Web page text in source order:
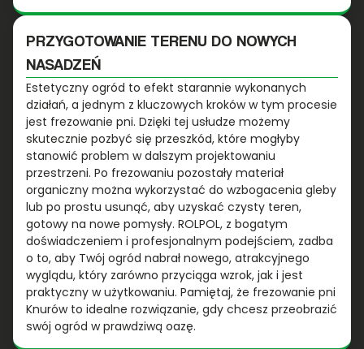
PRZYGOTOWANIE TERENU DO NOWYCH
NASADZEŃ
Estetyczny ogród to efekt starannie wykonanych
działań, a jednym z kluczowych kroków w tym procesie
jest frezowanie pni. Dzięki tej usłudze możemy
skutecznie pozbyć się przeszkód, które mogłyby
stanowić problem w dalszym projektowaniu
przestrzeni. Po frezowaniu pozostały materiał
organiczny można wykorzystać do wzbogacenia gleby
lub po prostu usunąć, aby uzyskać czysty teren,
gotowy na nowe pomysły. ROLPOL, z bogatym
doświadczeniem i profesjonalnym podejściem, zadba
o to, aby Twój ogród nabrał nowego, atrakcyjnego
wyglądu, który zarówno przyciąga wzrok, jak i jest
praktyczny w użytkowaniu. Pamiętaj, że frezowanie pni
Knurów to idealne rozwiązanie, gdy chcesz przeobrazić
swój ogród w prawdziwą oazę.